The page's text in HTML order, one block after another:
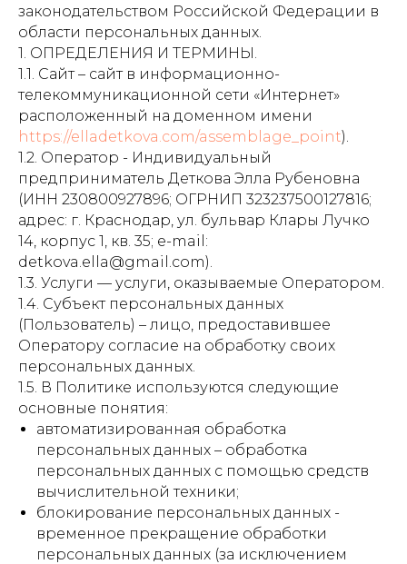
законодательством Российской Федерации в
области персональных данных.
1. ОПРЕДЕЛЕНИЯ И ТЕРМИНЫ.
1.1. Сайт – сайт в информационно-
телекоммуникационной сети «Интернет»
расположенный на доменном имени
https://elladetkova.com/assemblage_point).
1.2. Оператор - Индивидуальный
предприниматель Деткова Элла Рубеновна
(ИНН 230800927896; ОГРНИП 323237500127816;
адрес: г. Краснодар, ул. бульвар Клары Лучко
14, корпус 1, кв. 35; e-mail:
detkova.ella@gmail.com).
1.3. Услуги — услуги, оказываемые Оператором.
1.4. Субъект персональных данных
(Пользователь) – лицо, предоставившее
Оператору согласие на обработку своих
персональных данных.
1.5. В Политике используются следующие
основные понятия:
автоматизированная обработка
персональных данных – обработка
персональных данных с помощью средств
вычислительной техники;
блокирование персональных данных -
временное прекращение обработки
персональных данных (за исключением